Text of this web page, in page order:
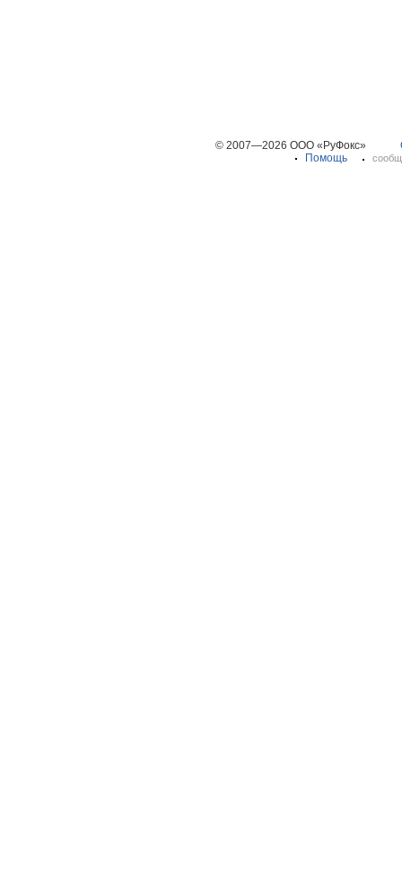
© 2007—2026 ООО «РуФокс»
Помощь